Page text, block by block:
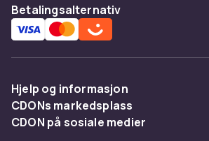
Betalingsalternativ
Hjelp og informasjon
Vanlige spørsmål
CDONs markedsplass
Merchant Help Center
CDON på sosiale medier